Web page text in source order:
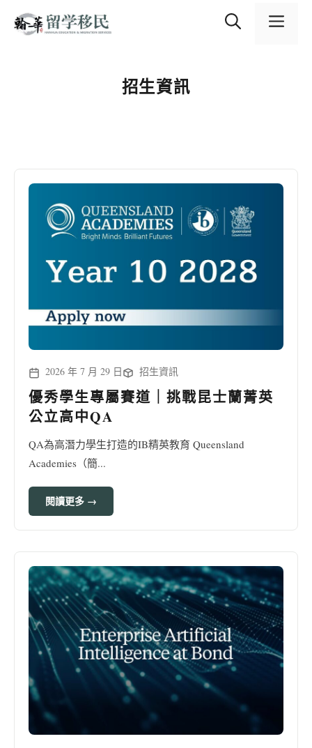
選
招生資訊
2026 年 7 月 29 日 招生資訊
優秀學生專屬賽道｜挑戰昆士蘭菁英
公立高中QA
QA為高潛力學生打造的IB精英教育 Queensland
Academies（簡...
閱讀更多 →